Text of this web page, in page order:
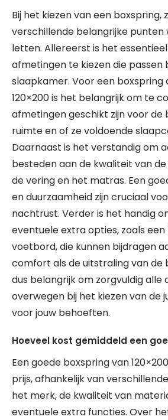
Bij het kiezen van een boxspring,
verschillende belangrijke punten
letten. Allereerst is het
afmetingen te kiezen die passen
slaapkamer. Voor een boxspring
120×200 is het belangrijk om te
afmetingen geschikt zijn voor de
ruimte en of ze voldoende
Daarnaast is het verstandig om
besteden aan de kwaliteit van
de vering en het matras. Een
en duurzaamheid zijn cruciaal
nachtrust. Verder is het handig
eventuele extra opties, zoals
voetbord, die kunnen bijdragen
comfort als de uitstraling van de
dus belangrijk om zorgvuldig
overwegen bij het kiezen van de
voor jouw behoeften.
Hoeveel kost gemiddeld een
Een goede boxspring van
prijs, afhankelijk van
het merk, de kwaliteit van
eventuele extra functies. Over